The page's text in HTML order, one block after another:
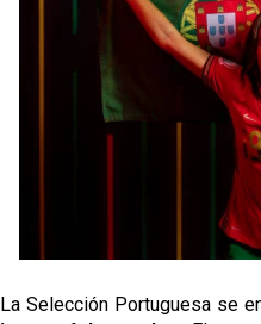
Djibril Sow pone rumbo
contrato con el Genoa
Kochorashvili, seria
del campo sevillista
Sow muy cerca de
Oso es el siguiente en la